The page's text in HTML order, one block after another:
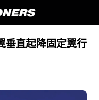
垂直起降固定翼行